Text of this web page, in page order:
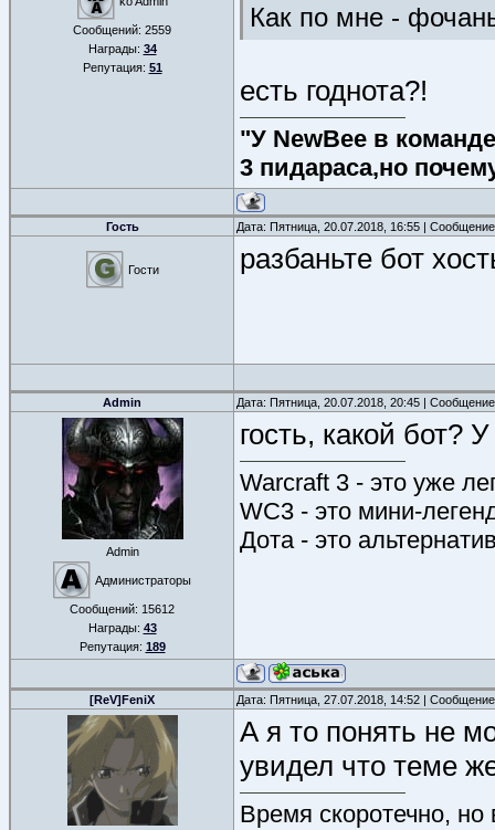
Сообщений: 2559
Награды: 34
Репутация: 51
Как по мне -
есть годнота?!
"У NewBee в
3 пидараса,но
Гость Дата: Пятница, 20.07.2018, 16:55 |
Гости разбаньте бот
Admin Дата: Пятница, 20.07.2018, 20:45 |
Admin
Администраторы
Сообщений: 15612
Награды: 43
Репутация: 189
гость, какой бот?
Warcraft 3 - это уже
WC3 - это мини-
Дота - это
[ReV]FeniX Дата: Пятница, 27.07.2018, 14:52 |
А я то понять не
увидел что теме
Время скоротечно,